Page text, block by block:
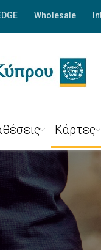
Wholesale
Κάρτες